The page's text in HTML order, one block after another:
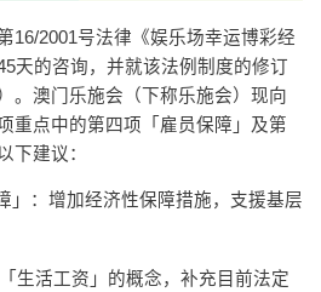
16/2001号法律《娱乐场幸运博彩经
天的咨询，并就该法例制度的修订
。澳门乐施会（下称乐施会）现向
重点中的第四项「雇员保障」及第
下建议：
：增加经济性保障措施，支援基层
生活工资」的概念，补充目前法定